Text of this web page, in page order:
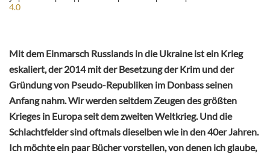
4.0
Mit dem Einmarsch Russlands in die Ukraine ist ein Krieg
eskaliert, der 2014 mit der Besetzung der Krim und der
Gründung von Pseudo-Republiken im Donbass seinen
Anfang nahm. Wir werden seitdem Zeugen des größten
Krieges in Europa seit dem zweiten Weltkrieg. Und die
Schlachtfelder sind oftmals dieselben wie in den 40er Jahren.
Ich möchte ein paar Bücher vorstellen, von denen ich glaube,